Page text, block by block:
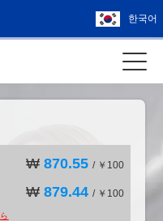
한국어
₩870.55 / ￥100
₩879.44 / ￥100